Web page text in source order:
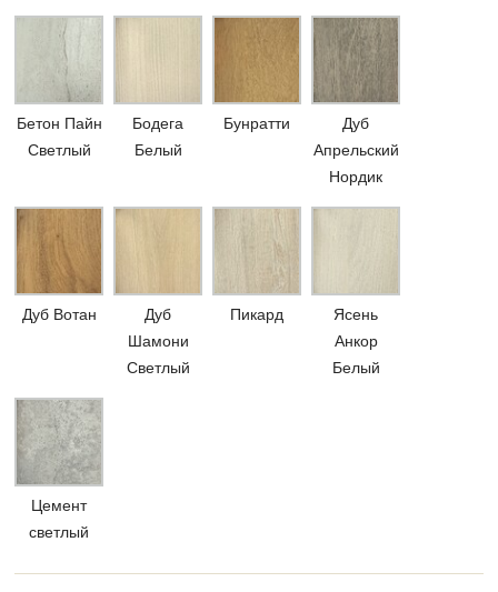
Бетон Пайн
Светлый
Бодега
Белый
Бунратти
Дуб
Апрельский
Нордик
Дуб Вотан
Дуб
Шамони
Светлый
Пикард
Ясень
Анкор
Белый
Цемент
светлый